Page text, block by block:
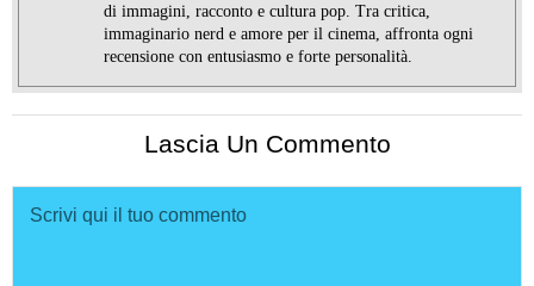
di immagini, racconto e cultura pop. Tra critica,
immaginario nerd e amore per il cinema, affronta ogni
recensione con entusiasmo e forte personalità.
Lascia Un Commento